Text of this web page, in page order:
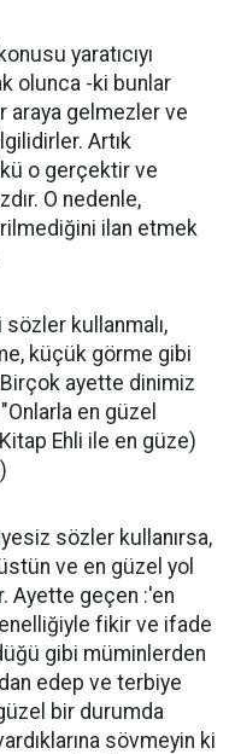
yaratıcıyı
olunca -ki bunlar
araya gelmezler ve
Artık
o gerçektir ve
O nedenle,
ilan etmek
kullanmalı,
küçük görme gibi
Birçok ayette dinimiz
en güzel
Ehli ile en güze)
sözler kullanırsa,
ve en güzel yol
Ayette geçen :'en
fikir ve ifade
gibi müminlerden
edep ve terbiye
bir durumda
sövmeyin ki